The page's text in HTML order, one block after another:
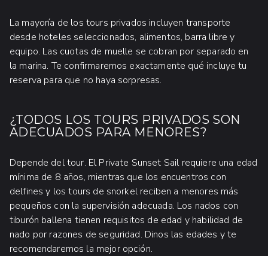
La mayoría de los tours privados incluyen transporte
desde hoteles seleccionados, alimentos, barra libre y
equipo. Las cuotas de muelle se cobran por separado en
la marina. Te confirmaremos exactamente qué incluye tu
reserva para que no haya sorpresas.
¿TODOS LOS TOURS PRIVADOS SON
ADECUADOS PARA MENORES?
Depende del tour. El Private Sunset Sail requiere una edad
mínima de 8 años, mientras que los encuentros con
delfines y los tours de snorkel reciben a menores más
pequeños con la supervisión adecuada. Los nados con
tiburón ballena tienen requisitos de edad y habilidad de
nado por razones de seguridad. Dinos las edades y te
recomendaremos la mejor opción.